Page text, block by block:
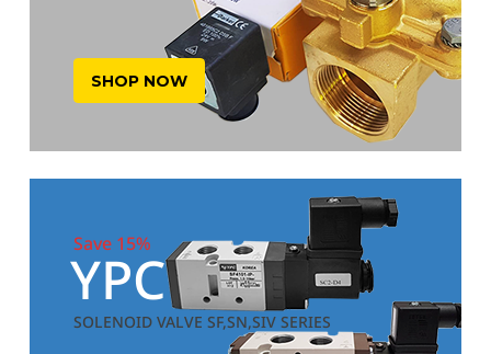
SHOP NOW
Save 15%
YPC
SOLENOID VALVE SF,SN,SIV SERIES